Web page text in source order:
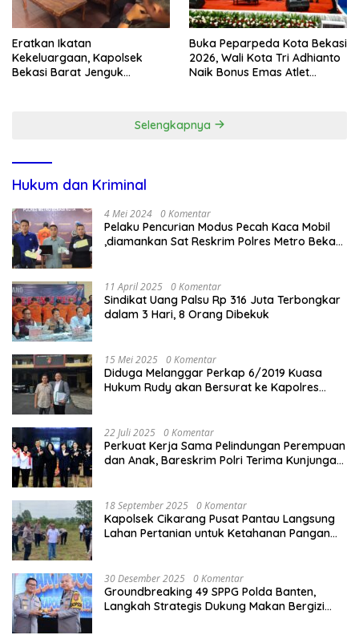
Eratkan Ikatan
Kekeluargaan, Kapolsek
Bekasi Barat Jenguk
Buka Peparpeda Kota Bekasi
2026, Wali Kota Tri Adhianto
Naik Bonus Emas Atlet
Selengkapnya
Hukum dan Kriminal
4 Mei 2024 0 Komentar
Pelaku Pencurian Modus Pecah Kaca Mobil
,diamankan Sat Reskrim Polres Metro Bekasi
11 April 2025 0 Komentar
Sindikat Uang Palsu Rp 316 Juta Terbongkar
dalam 3 Hari, 8 Orang Dibekuk
15 Mei 2025 0 Komentar
Diduga Melanggar Perkap 6/2019 Kuasa
Hukum Rudy akan Bersurat ke Kapolres
22 Juli 2025 0 Komentar
Perkuat Kerja Sama Pelindungan Perempuan
dan Anak, Bareskrim Polri Terima Kunjungan
18 September 2025 0 Komentar
Kapolsek Cikarang Pusat Pantau Langsung
Lahan Pertanian untuk Ketahanan Pangan
30 Desember 2025 0 Komentar
Groundbreaking 49 SPPG Polda Banten,
Langkah Strategis Dukung Makan Bergizi